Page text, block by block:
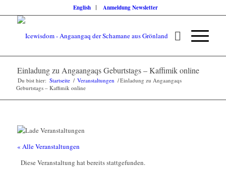
English Anmeldung Newsletter
Einladung zu Angaangaqs Geburtstags – Kaffimik online
Du bist hier: Startseite / Veranstaltungen /Einladung zu Angaangaqs
Geburtstags – Kaffimik online
« Alle Veranstaltungen
Diese Veranstaltung hat bereits stattgefunden.